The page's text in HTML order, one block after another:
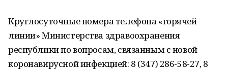
Круглосуточные номера телефона «горячей
линии» Министерства здравоохранения
республики по вопросам, связанным с новой
коронавирусной инфекцией: 8 (347) 286-58-27, 8